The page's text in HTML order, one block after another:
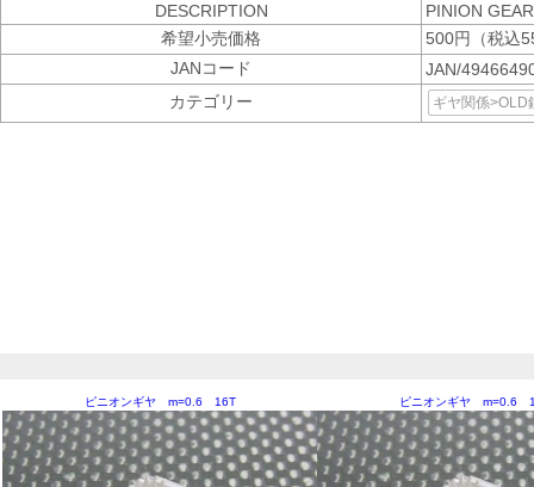
DESCRIPTION
PINION
希望小売価格
500円（税込
JANコード
JAN/
カテゴリー
ギヤ関係>OLD
ピニオンギヤ m=0.6 16T ピニオンギヤ m=0.6